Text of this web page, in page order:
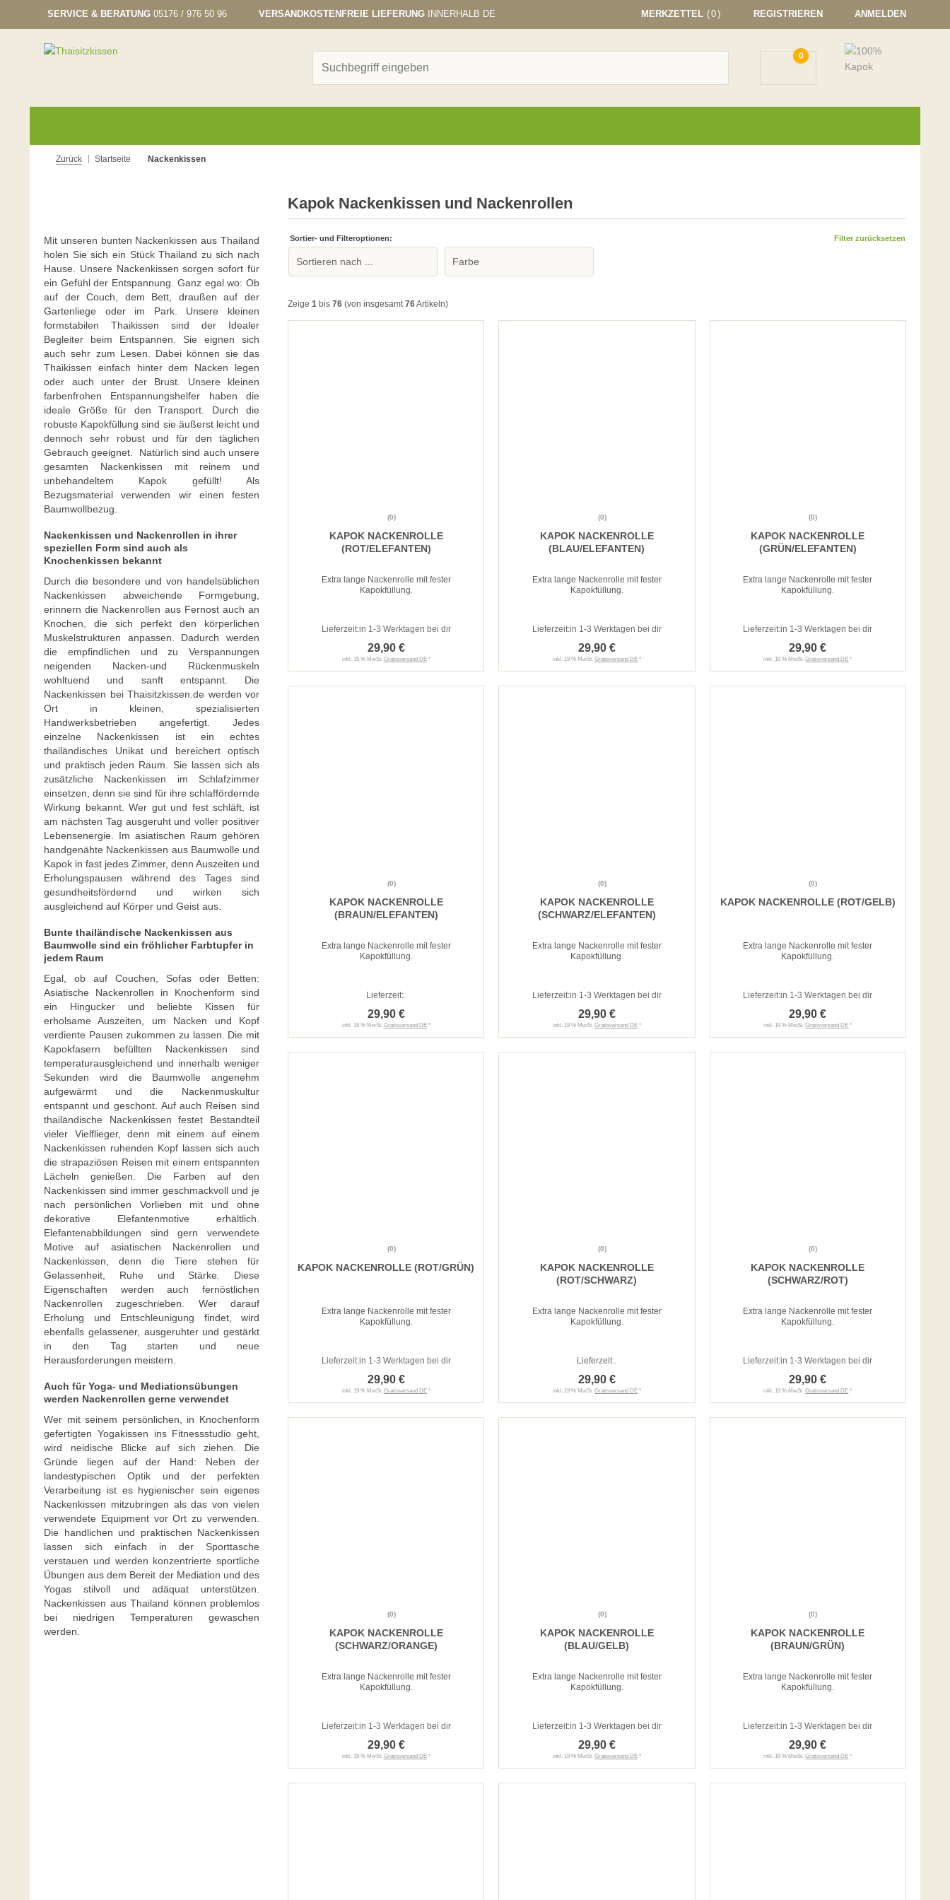
SERVICE & BERATUNG 05176 / 976 50 96 VERSANDKOSTENFREIE LIEFERUNG INNERHALB DE MERKZETTEL (0) REGISTRIEREN ANMELDEN
0
Zurück Startseite Nackenkissen
Kapok Nackenkissen und Nackenrollen
Sortier- und Filteroptionen: Filter zurücksetzen
Zeige 1 bis 76 (von insgesamt76Artikeln)
(0)
KAPOK NACKENROLLE
(ROT/ELEFANTEN)
Extra lange Nackenrolle mit fester
Kapokfüllung.
Lieferzeit:in 1-3 Werktagen bei dir
29,90 €
inkl. 19 % MwSt. Gratisversand DE*
(0)
KAPOK NACKENROLLE
(BLAU/ELEFANTEN)
Extra lange Nackenrolle mit fester
Kapokfüllung.
Lieferzeit:in 1-3 Werktagen bei dir
29,90 €
inkl. 19 % MwSt. Gratisversand DE*
(0)
KAPOK NACKENROLLE
(GRÜN/ELEFANTEN)
Extra lange Nackenrolle mit fester
Kapokfüllung.
Lieferzeit:in 1-3 Werktagen bei dir
29,90 €
inkl. 19 % MwSt.Gratisversand DE *
(0)
KAPOK NACKENROLLE
(BRAUN/ELEFANTEN)
Extra lange Nackenrolle mit fester
Kapokfüllung.
Lieferzeit:
29,90 €
inkl. 19 % MwSt. Gratisversand DE*
(0)
KAPOK NACKENROLLE
(SCHWARZ/ELEFANTEN)
Extra lange Nackenrolle mit fester
Kapokfüllung.
Lieferzeit:in 1-3 Werktagen bei dir
29,90 €
inkl. 19 % MwSt. Gratisversand DE*
(0)
KAPOK NACKENROLLE (ROT/GELB)
Extra lange Nackenrolle mit fester
Kapokfüllung.
Lieferzeit:in 1-3 Werktagen bei dir
29,90 €
inkl. 19 % MwSt.Gratisversand DE *
(0)
KAPOK NACKENROLLE (ROT/GRÜN)
Extra lange Nackenrolle mit fester
Kapokfüllung.
Lieferzeit:in 1-3 Werktagen bei dir
29,90 €
inkl. 19 % MwSt. Gratisversand DE*
(0)
KAPOK NACKENROLLE
(ROT/SCHWARZ)
Extra lange Nackenrolle mit fester
Kapokfüllung.
Lieferzeit:.
29,90 €
inkl. 19 % MwSt. Gratisversand DE*
(0)
KAPOK NACKENROLLE
(SCHWARZ/ROT)
Extra lange Nackenrolle mit fester
Kapokfüllung.
Lieferzeit:in 1-3 Werktagen bei dir
29,90 €
inkl. 19 % MwSt.Gratisversand DE *
(0)
KAPOK NACKENROLLE
(SCHWARZ/ORANGE)
Extra lange Nackenrolle mit fester
Kapokfüllung.
Lieferzeit:in 1-3 Werktagen bei dir
29,90 €
inkl. 19 % MwSt. Gratisversand DE*
(0)
KAPOK NACKENROLLE
(BLAU/GELB)
Extra lange Nackenrolle mit fester
Kapokfüllung.
Lieferzeit:in 1-3 Werktagen bei dir
29,90 €
inkl. 19 % MwSt. Gratisversand DE*
(0)
KAPOK NACKENROLLE
(BRAUN/GRÜN)
Extra lange Nackenrolle mit fester
Kapokfüllung.
Lieferzeit:in 1-3 Werktagen bei dir
29,90 €
inkl. 19 % MwSt.Gratisversand DE *
Mit unseren bunten Nackenkissen aus Thailand
holen Sie sich ein Stück Thailand zu sich nach
Hause. Unsere Nackenkissen sorgen sofort für
ein Gefühl der Entspannung. Ganz egal wo: Ob
auf der Couch, dem Bett, draußen auf der
Gartenliege oder im Park. Unsere kleinen
formstabilen Thaikissen sind der Idealer
Begleiter beim Entspannen. Sie eignen sich
auch sehr zum Lesen. Dabei können sie das
Thaikissen einfach hinter dem Nacken legen
oder auch unter der Brust. Unsere kleinen
farbenfrohen Entspannungshelfer haben die
ideale Größe für den Transport. Durch die
robuste Kapokfüllung sind sie äußerst leicht und
dennoch sehr robust und für den täglichen
Gebrauch geeignet. Natürlich sind auch unsere
gesamten Nackenkissen mit reinem und
unbehandeltem Kapok gefüllt! Als
Bezugsmaterial verwenden wir einen festen
Baumwollbezug.
Nackenkissen und Nackenrollen in ihrer
speziellen Form sind auch als
Knochenkissen bekannt
Durch die besondere und von handelsüblichen
Nackenkissen abweichende Formgebung,
erinnern die Nackenrollen aus Fernost auch an
Knochen, die sich perfekt den körperlichen
Muskelstrukturen anpassen. Dadurch werden
die empfindlichen und zu Verspannungen
neigenden Nacken-und Rückenmuskeln
wohltuend und sanft entspannt. Die
Nackenkissen bei Thaisitzkissen.de werden vor
Ort in kleinen, spezialisierten
Handwerksbetrieben angefertigt. Jedes
einzelne Nackenkissen ist ein echtes
thailändisches Unikat und bereichert optisch
und praktisch jeden Raum. Sie lassen sich als
zusätzliche Nackenkissen im Schlafzimmer
einsetzen, denn sie sind für ihre schlaffördernde
Wirkung bekannt. Wer gut und fest schläft, ist
am nächsten Tag ausgeruht und voller positiver
Lebensenergie. Im asiatischen Raum gehören
handgenähte Nackenkissen aus Baumwolle und
Kapok in fast jedes Zimmer, denn Auszeiten und
Erholungspausen während des Tages sind
gesundheitsfördernd und wirken sich
ausgleichend auf Körper und Geist aus.
Bunte thailändische Nackenkissen aus
Baumwolle sind ein fröhlicher Farbtupfer in
jedem Raum
Egal, ob auf Couchen, Sofas oder Betten:
Asiatische Nackenrollen in Knochenform sind
ein Hingucker und beliebte Kissen für
erholsame Auszeiten, um Nacken und Kopf
verdiente Pausen zukommen zu lassen. Die mit
Kapokfasern befüllten Nackenkissen sind
temperaturausgleichend und innerhalb weniger
Sekunden wird die Baumwolle angenehm
aufgewärmt und die Nackenmuskultur
entspannt und geschont. Auf auch Reisen sind
thailändische Nackenkissen festet Bestandteil
vieler Vielflieger, denn mit einem auf einem
Nackenkissen ruhenden Kopf lassen sich auch
die strapaziösen Reisen mit einem entspannten
Lächeln genießen. Die Farben auf den
Nackenkissen sind immer geschmackvoll und je
nach persönlichen Vorlieben mit und ohne
dekorative Elefantenmotive erhältlich.
Elefantenabbildungen sind gern verwendete
Motive auf asiatischen Nackenrollen und
Nackenkissen, denn die Tiere stehen für
Gelassenheit, Ruhe und Stärke. Diese
Eigenschaften werden auch fernöstlichen
Nackenrollen zugeschrieben. Wer darauf
Erholung und Entschleunigung findet, wird
ebenfalls gelassener, ausgeruhter und gestärkt
in den Tag starten und neue
Herausforderungen meistern.
Auch für Yoga- und Mediationsübungen
werden Nackenrollen gerne verwendet
Wer mit seinem persönlichen, in Knochenform
gefertigten Yogakissen ins Fitnessstudio geht,
wird neidische Blicke auf sich ziehen. Die
Gründe liegen auf der Hand: Neben der
landestypischen Optik und der perfekten
Verarbeitung ist es hygienischer sein eigenes
Nackenkissen mitzubringen als das von vielen
verwendete Equipment vor Ort zu verwenden.
Die handlichen und praktischen Nackenkissen
lassen sich einfach in der Sporttasche
verstauen und werden konzentrierte sportliche
Übungen aus dem Bereit der Mediation und des
Yogas stilvoll und adäquat unterstützen.
Nackenkissen aus Thailand können problemlos
bei niedrigen Temperaturen gewaschen
werden.